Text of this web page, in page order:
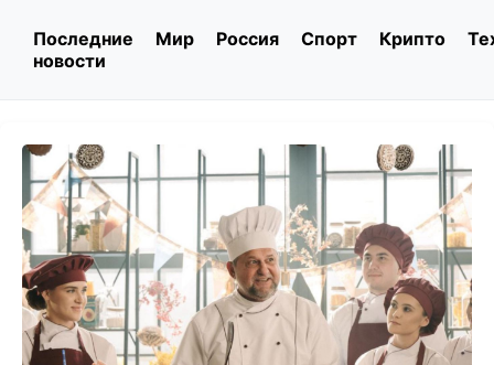
Последние
новости
Мир Россия Спорт Крипто